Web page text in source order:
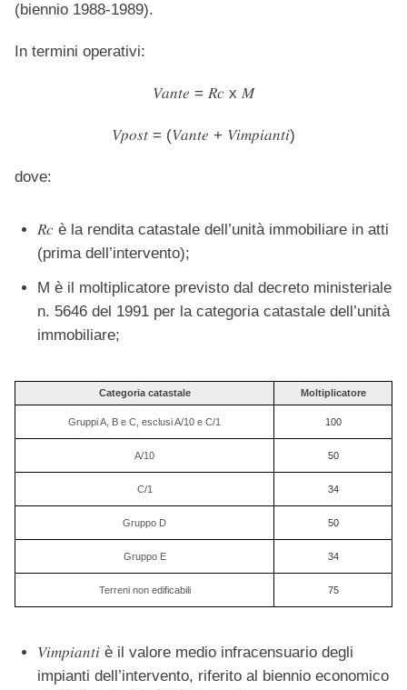
(biennio 1988-1989).
In termini operativi:
𝑉𝑎𝑛𝑡𝑒 = 𝑅𝑐 x 𝑀
𝑉𝑝𝑜𝑠𝑡 = (𝑉𝑎𝑛𝑡𝑒 + 𝑉𝑖𝑚𝑝𝑖𝑎𝑛𝑡𝑖)
dove:
𝑅𝑐 è la rendita catastale dell’unità immobiliare in atti
(prima dell’intervento);
M è il moltiplicatore previsto dal decreto ministeriale
n. 5646 del 1991 per la categoria catastale dell’unità
immobiliare;
Categoria catastale Moltiplicatore
Gruppi A, B e C, esclusi A/10 e C/1 100
A/10 50
C/1 34
Gruppo D 50
Gruppo E 34
Terreni non edificabili 75
𝑉𝑖𝑚𝑝𝑖𝑎𝑛𝑡𝑖 è il valore medio infracensuario degli
impianti dell’intervento, riferito al biennio economico